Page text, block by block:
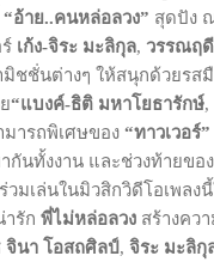
“อ้าย..คนหล่อลวง” สุดปัง
เก้ง-จิระ มะลิกุล, วรรณฤ
ชชั่นต่างๆ ให้สนุกด้วยร
“แบงค์-ธิติ มหาโยธารักษ์,
ารถพิเศษของ “ทาวเวอร์”
กันทั้งงาน และช่วงท้ายขอ
วมเล่นในมิวสิกวิดีโอเพล
รัก พี่ไม่หล่อลวง สร้างคว
จินา โอสถศิลป์, จิระ มะลิกุ